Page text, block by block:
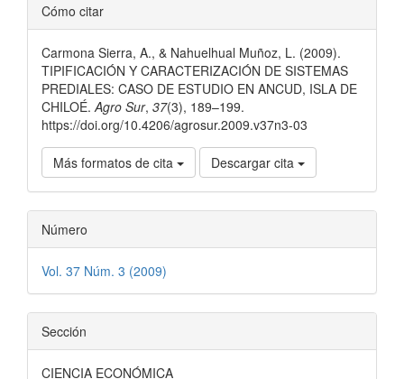
del
artículo
Cómo citar
Carmona Sierra, A., & Nahuelhual Muñoz, L. (2009).
TIPIFICACIÓN Y CARACTERIZACIÓN DE SISTEMAS
PREDIALES: CASO DE ESTUDIO EN ANCUD, ISLA DE
CHILOÉ. Agro Sur, 37(3), 189–199.
https://doi.org/10.4206/agrosur.2009.v37n3-03
Más formatos de cita Descargar cita
Número
Vol. 37 Núm. 3 (2009)
Sección
CIENCIA ECONÓMICA